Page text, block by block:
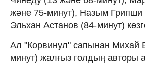
және 75-минут), Назым Грипши
Эльхан Астанов (84-минут)
Ал "Корвинул" сапынан Михай
минут) жалғыз голдың авторы